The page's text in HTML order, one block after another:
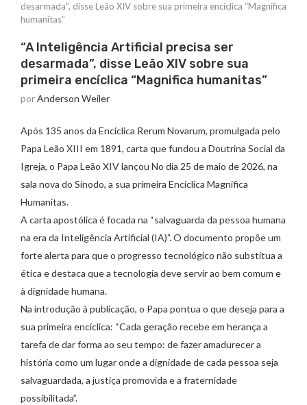
desarmada”, disse Leão XIV sobre sua primeira encíclica “Magnifica
humanitas”
“A Inteligência Artificial precisa ser
desarmada”, disse Leão XIV sobre sua
primeira encíclica “Magnifica humanitas”
porAnderson Weiler
Após 135 anos da Encíclica Rerum Novarum, promulgada pelo
Papa Leão XIII em 1891, carta que fundou a Doutrina Social da
Igreja, o Papa Leão XIV lançou No dia 25 de maio de 2026, na
sala nova do Sínodo, a sua primeira Encíclica Magnifica
Humanitas.
A carta apostólica é focada na “salvaguarda da pessoa humana
na era da Inteligência Artificial (IA)”. O documento propõe um
forte alerta para que o progresso tecnológico não substitua a
ética e destaca que a tecnologia deve servir ao bem comum e
à dignidade humana.
Na introdução à publicação, o Papa pontua o que deseja para a
sua primeira encíclica: “Cada geração recebe em herança a
tarefa de dar forma ao seu tempo: de fazer amadurecer a
história como um lugar onde a dignidade de cada pessoa seja
salvaguardada, a justiça promovida e a fraternidade
possibilitada”.